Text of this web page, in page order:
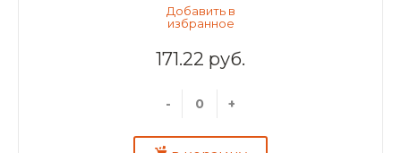
171.22 руб.
- +